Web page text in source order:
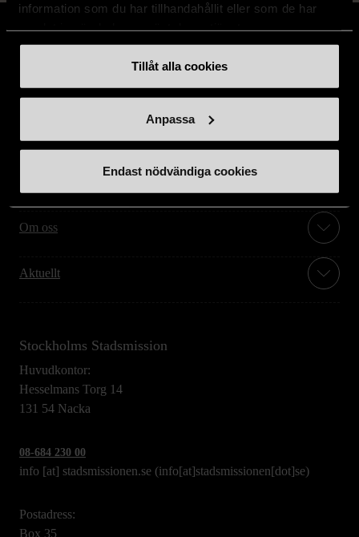
information som du har tillhandahållit eller som de har
Tillåt alla cookies
Anpassa
Endast nödvändiga cookies
Stöd oss
Om oss
Aktuellt
Stockholms Stadsmission
Huvudkontor:
Hesselmans Torg 14
131 54 Nacka
08-684 230 00
info [at] stadsmissionen.se (info[at]stadsmissionen[dot]se)
Postadress:
Box 35